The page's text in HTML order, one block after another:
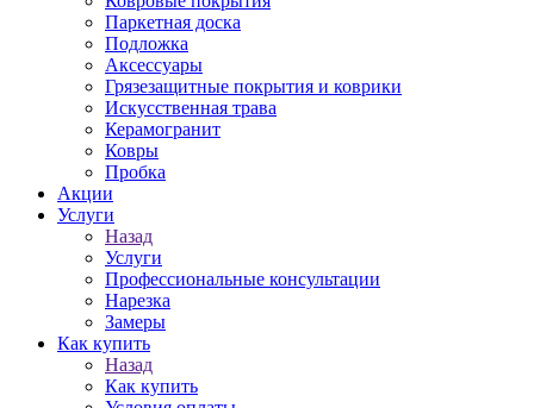
Паркетная доска
Подложка
Аксессуары
Грязезащитные покрытия и коврики
Искусственная трава
Керамогранит
Ковры
Пробка
Акции
Услуги
Назад
Услуги
Профессиональные консультации
Нарезка
Замеры
Как купить
Назад
Как купить